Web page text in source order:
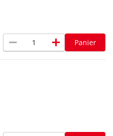
remove add Panier